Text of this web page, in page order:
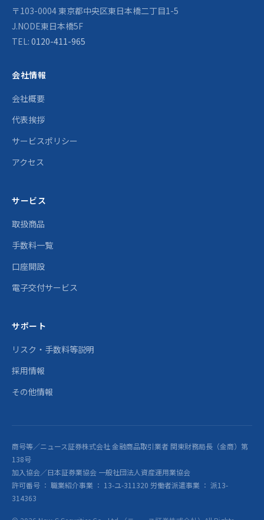
〒103-0004 東京都中央区東日本橋二丁目1-5
J.NODE東日本橋5F
TEL: 0120-411-965
会社情報
会社概要
代表挨拶
サービスポリシー
アクセス
サービス
取扱商品
手数料一覧
口座開設
電子交付サービス
サポート
リスク・手数料等説明
採用情報
その他情報
商号等／ニュース証券株式会社 金融商品取引業者 関東財務局長（金商）第
138号
加入協会／日本証券業協会 一般社団法人資産運用業協会
許可番号 ： 職業紹介事業 ： 13-ユ-311320 労働者派遣事業 ： 派13-
314363